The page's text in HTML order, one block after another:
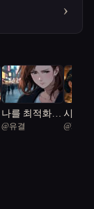
›
나를 최적화중
중입니다.
@유결
시간
넘다
@